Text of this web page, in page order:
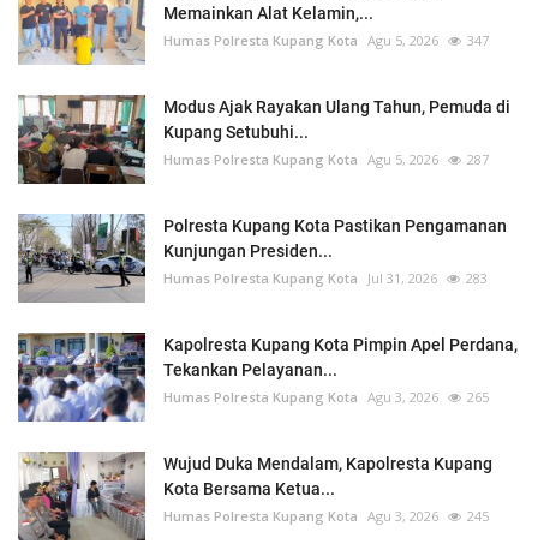
Memainkan Alat Kelamin,...
Humas Polresta Kupang Kota Agu 5, 2026 347
Modus Ajak Rayakan Ulang Tahun, Pemuda di
Kupang Setubuhi...
Humas Polresta Kupang Kota Agu 5, 2026 287
Polresta Kupang Kota Pastikan Pengamanan
Kunjungan Presiden...
Humas Polresta Kupang Kota Jul 31, 2026 283
Kapolresta Kupang Kota Pimpin Apel Perdana,
Tekankan Pelayanan...
Humas Polresta Kupang Kota Agu 3, 2026 265
Wujud Duka Mendalam, Kapolresta Kupang
Kota Bersama Ketua...
Humas Polresta Kupang Kota Agu 3, 2026 245